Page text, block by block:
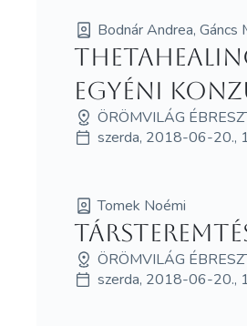
Bodnár Andrea, Gáncs
egyéni
ÖRÖMVILÁG
szerda, 2018-06-20.,
Tomek Noémi
ÖRÖMVILÁG
szerda, 2018-06-20.,